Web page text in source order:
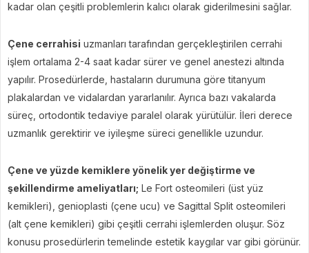
kadar olan çeşitli problemlerin kalıcı olarak giderilmesini sağlar.
Çene cerrahisi uzmanları tarafından gerçekleştirilen cerrahi
işlem ortalama 2-4 saat kadar sürer ve genel anestezi altında
yapılır. Prosedürlerde, hastaların durumuna göre titanyum
plakalardan ve vidalardan yararlanılır. Ayrıca bazı vakalarda
süreç, ortodontik tedaviye paralel olarak yürütülür. İleri derece
uzmanlık gerektirir ve iyileşme süreci genellikle uzundur.
Çene ve yüzde kemiklere yönelik yer değiştirme ve
şekillendirme ameliyatları; Le Fort osteomileri (üst yüz
kemikleri), genioplasti (çene ucu) ve Sagittal Split osteomileri
(alt çene kemikleri) gibi çeşitli cerrahi işlemlerden oluşur. Söz
konusu prosedürlerin temelinde estetik kaygılar var gibi görünür.